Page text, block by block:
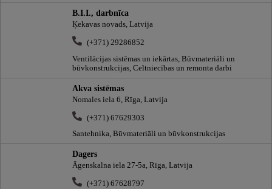
B.I.I., darbnīca
Ķekavas novads, Latvija
(+371) 29286852
Ventilācijas sistēmas un iekārtas, Būvmateriāli un
būvkonstrukcijas, Celtniecības un remonta darbi
Akva sistēmas
Nomales iela 6, Rīga, Latvija
(+371) 67629303
Santehnika, Būvmateriāli un būvkonstrukcijas
Dagers
Āgenskalna iela 27-5a, Rīga, Latvija
(+371) 67628797